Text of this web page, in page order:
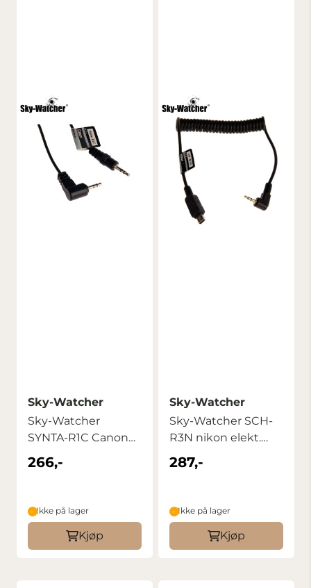
Sky-Watcher
Sky-Watcher
SYNTA-R1C Canon
elekt. selvutløser
266,-
Ikke på lager
Kjøp
Sky-Watcher
Sky-Watcher SCH-
R3N nikon elekt.
selvutløser
287,-
Ikke på lager
Kjøp